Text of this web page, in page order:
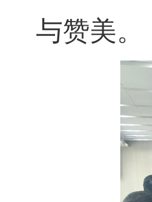
与赞美。